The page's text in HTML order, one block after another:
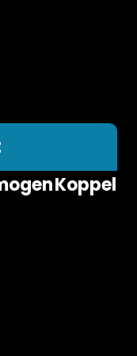
Koppel